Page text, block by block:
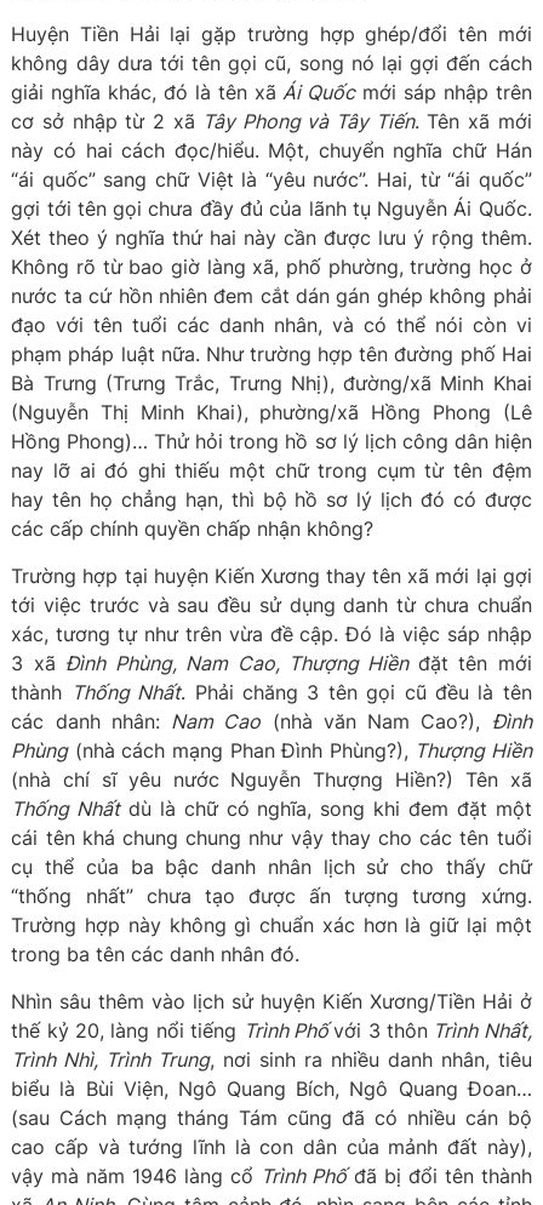
Huyện Tiền Hải lại gặp trường hợp ghép/đổi tên mới
không dây dưa tới tên gọi cũ, song nó lại gợi đến cách
giải nghĩa khác, đó là tên xãÁi Quốcmới sáp nhập trên
cơ sở nhập từ 2 xã Tây Phong và Tây Tiến. Tên xã mới
này có hai cách đọc/hiểu. Một, chuyển nghĩa chữ Hán
“ái quốc” sang chữ Việt là “yêu nước”. Hai, từ “ái quốc”
gợi tới tên gọi chưa đầy đủ của lãnh tụ Nguyễn Ái Quốc.
Xét theo ý nghĩa thứ hai này cần được lưu ý rộng thêm.
Không rõ từ bao giờ làng xã, phố phường, trường học ở
nước ta cứ hồn nhiên đem cắt dán gán ghép không phải
đạo với tên tuổi các danh nhân, và có thể nói còn vi
phạm pháp luật nữa. Như trường hợp tên đường phố Hai
Bà Trưng (Trưng Trắc, Trưng Nhị), đường/xã Minh Khai
(Nguyễn Thị Minh Khai), phường/xã Hồng Phong (Lê
Hồng Phong)… Thử hỏi trong hồ sơ lý lịch công dân hiện
nay lỡ ai đó ghi thiếu một chữ trong cụm từ tên đệm
hay tên họ chẳng hạn, thì bộ hồ sơ lý lịch đó có được
các cấp chính quyền chấp nhận không?
Trường hợp tại huyện Kiến Xương thay tên xã mới lại gợi
tới việc trước và sau đều sử dụng danh từ chưa chuẩn
xác, tương tự như trên vừa đề cập. Đó là việc sáp nhập
3 xã Đình Phùng, Nam Cao, Thượng Hiền đặt tên mới
thành Thống Nhất. Phải chăng 3 tên gọi cũ đều là tên
các danh nhân: Nam Cao (nhà văn Nam Cao?), Đình
Phùng(nhà cách mạng Phan Đình Phùng?), Thượng Hiền
(nhà chí sĩ yêu nước Nguyễn Thượng Hiền?) Tên xã
Thống Nhấtdù là chữ có nghĩa, song khi đem đặt một
cái tên khá chung chung như vậy thay cho các tên tuổi
cụ thể của ba bậc danh nhân lịch sử cho thấy chữ
“thống nhất” chưa tạo được ấn tượng tương xứng.
Trường hợp này không gì chuẩn xác hơn là giữ lại một
trong ba tên các danh nhân đó.
Nhìn sâu thêm vào lịch sử huyện Kiến Xương/Tiền Hải ở
thế kỷ 20, làng nổi tiếng Trình Phốvới 3 thônTrình Nhất,
Trình Nhì, Trình Trung, nơi sinh ra nhiều danh nhân, tiêu
biểu là Bùi Viện, Ngô Quang Bích, Ngô Quang Đoan…
(sau Cách mạng tháng Tám cũng đã có nhiều cán bộ
cao cấp và tướng lĩnh là con dân của mảnh đất này),
vậy mà năm 1946 làng cổ Trình Phốđã bị đổi tên thành